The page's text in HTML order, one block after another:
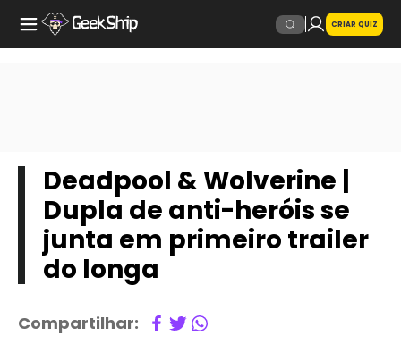
CRIAR QUIZ
Deadpool & Wolverine |
Dupla de anti-heróis se
junta em primeiro trailer
do longa
Compartilhar: